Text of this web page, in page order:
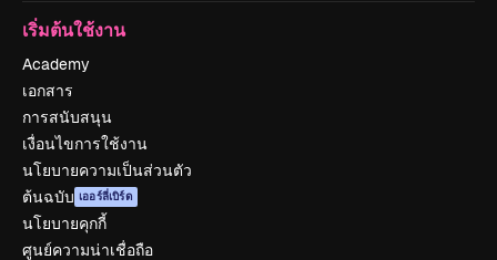
เริ่มต้นใช้งาน
Academy
เอกสาร
การสนับสนุน
เงื่อนไขการใช้งาน
นโยบายความเป็นส่วนตัว
ต้นฉบับ เออร์ลี่เบิร์ด
นโยบายคุกกี้
ศูนย์ความน่าเชื่อถือ